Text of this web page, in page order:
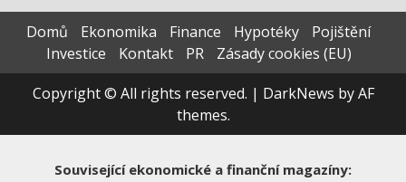
Domů Ekonomika Finance Hypotéky
Pojištění
Investice
Kontakt PR
Zásady cookies (EU)
Copyright © All rights reserved. | DarkNews by AF
themes.
Související ekonomické a finanční magazíny: